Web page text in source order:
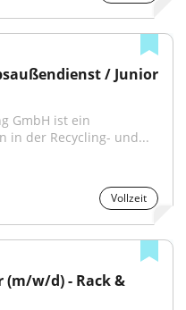
/ Junior
GmbH ist ein
in der Recycling- und...
Vollzeit
w/d) - Rack &